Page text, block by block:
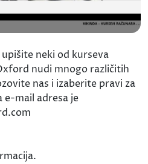
neki od kurseva
nudi mnogo različitih
nas i izaberite pravi za
mail adresa je